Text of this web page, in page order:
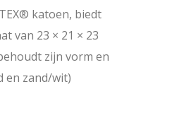
katoen, biedt
van 23 × 21 × 23
zijn vorm en
en zand/wit)